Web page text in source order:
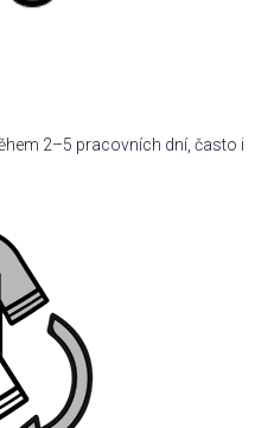
2–5 pracovních dní, často i